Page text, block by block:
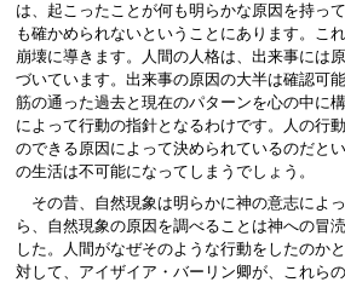
は、起こったことが何も明らかな原因を持っ
も確かめられないということにあります。こ
崩壊に導きます。人間の人格は、出来事には
づいています。出来事の原因の大半は確認可
筋の通った過去と現在のパターンを心の中に
によって行動の指針となるわけです。人の行
のできる原因によって決められているのだと
の生活は不可能になってしまうでしょう。
その昔、自然現象は明らかに神の意志によ
ら、自然現象の原因を調べることは神への冒
した。人間がなぜそのような行動をしたのか
対して、アイザイア・バーリン卿が、これら